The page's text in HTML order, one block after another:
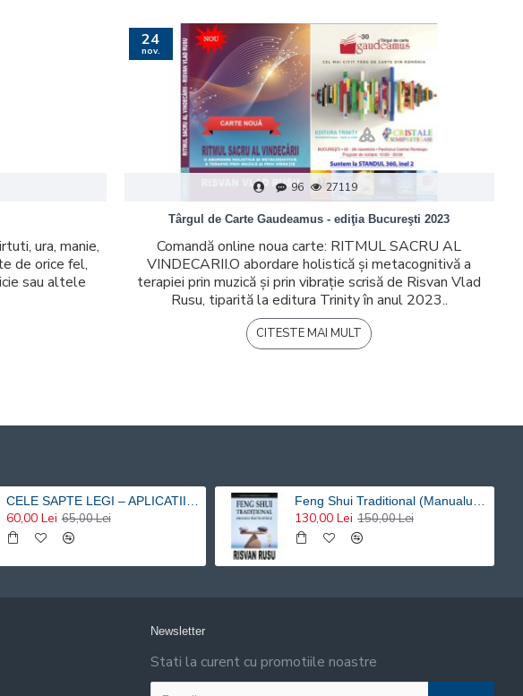
ura, manie,
de orice fel,
sau altele
24
nov.
96 27119
Târgul de Carte Gaudeamus - ediţia Bucureşti 2023
Comandă online noua carte: RITMUL SACRU AL
VINDECARII.O abordare holistică şi metacognitivă a
terapiei prin muzică şi prin vibraţie scrisă de Risvan Vlad
Rusu, tiparită la editura Trinity în anul 2023..
CITESTE MAI MULT
CELE SAPTE LEGI – APLICATII HOLISTICE PENTRU O VIATA ARMONIOASA - Risvan Rusu
60,00 Lei 65,00 Lei
Feng Shui Traditional (Manualul practicantului) – Risvan Vlad Rusu
130,00 Lei 150,00 Lei
Newsletter
Stati la curent cu promotiile noastre